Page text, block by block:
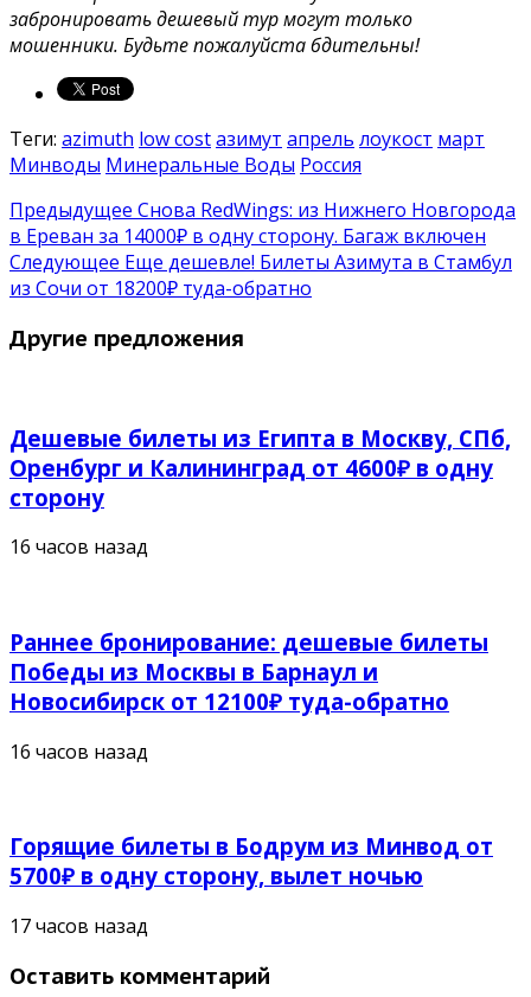
забронировать дешевый тур могут только
мошенники. Будьте пожалуйста бдительны!
Теги: azimuth low costазимут апрель лоукост март
Минводы Минеральные Воды Россия
Предыдущее Снова RedWings: из Нижнего Новгорода
в Ереван за 14000₽ в одну сторону. Багаж включен
Следующее Еще дешевле! Билеты Азимута в Стамбул
из Сочи от 18200₽ туда-обратно
Другие предложения
Дешевые билеты из Египта в Москву, СПб,
Оренбург и Калининград от 4600₽ в одну
сторону
16 часов назад
Раннее бронирование: дешевые билеты
Победы из Москвы в Барнаул и
Новосибирск от 12100₽ туда-обратно
16 часов назад
Горящие билеты в Бодрум из Минвод от
5700₽ в одну сторону, вылет ночью
17 часов назад
Оставить комментарий